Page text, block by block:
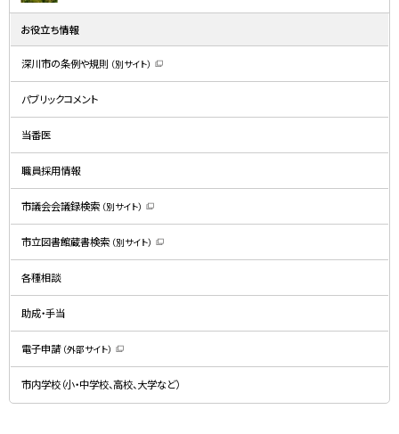
お役立ち情報
深川市の条例や規則 （別サイト）
新
ン
で
す
）
パブリックコメント
当番医
職員採用情報
市議会会議録検索 （別サイト）
新
規
ウ
ン
で
す
市立図書館蔵書検索 （別サイト）
新
ン
で
す
）
各種相談
助成・手当
電子申請 （外部サイト）
新
規
ウ
ン
市内学校（小・中学校、高校、大学など）